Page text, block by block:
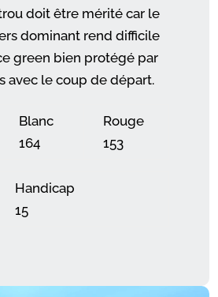
doit être mérité car le
dominant rend difficile
green bien protégé par
avec le coup de départ.
Blanc
164
Rouge
153
Handicap
15